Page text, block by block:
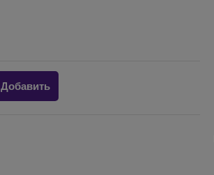
Добавить